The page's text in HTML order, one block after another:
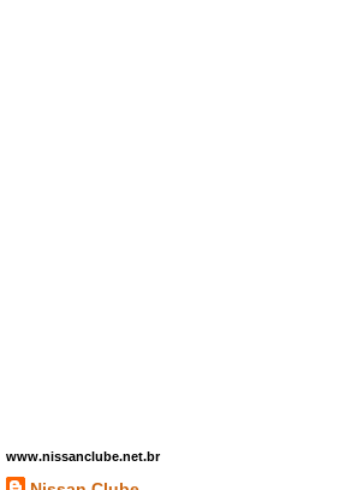
www.nissanclube.net.br